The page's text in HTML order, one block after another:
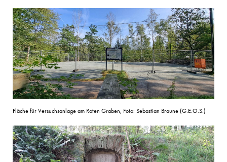
Fläche für Versuchsanlage am Roten Graben, Foto: Sebastian Braune (G.E.O.S.)